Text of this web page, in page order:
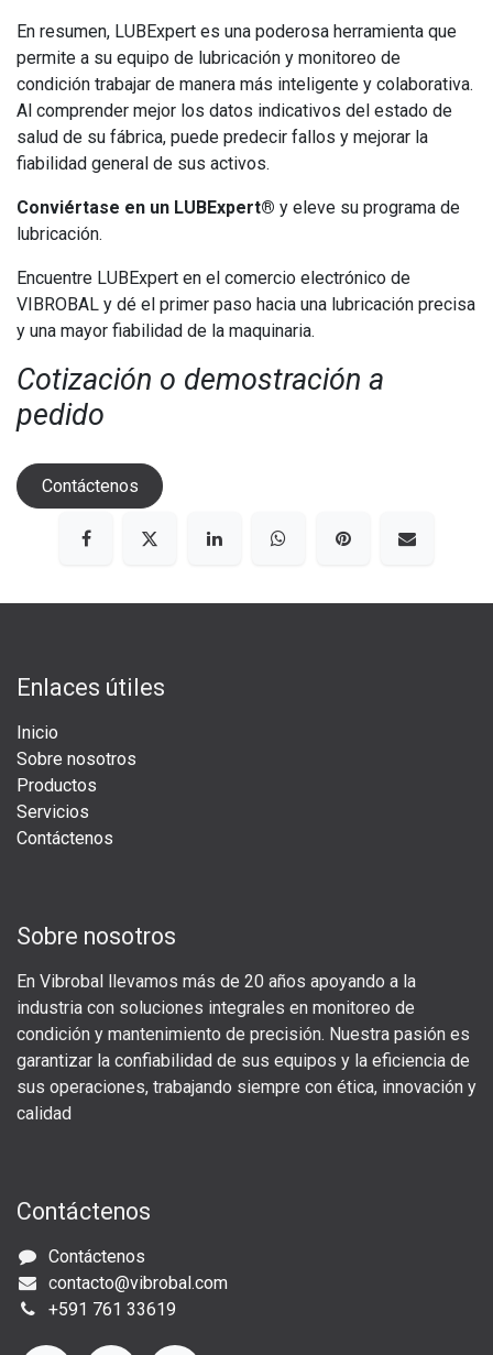
En resumen, LUBExpert es una poderosa herramienta que
permite a su equipo de lubricación y monitoreo de
condición trabajar de manera más inteligente y colaborativa.
Al comprender mejor los datos indicativos del estado de
salud de su fábrica, puede predecir fallos y mejorar la
fiabilidad general de sus activos.
Conviértase en un LUBExpert® y eleve su programa de
lubricación.
Encuentre LUBExpert en el comercio electrónico de
VIBROBAL y dé el primer paso hacia una lubricación precisa
y una mayor fiabilidad de la maquinaria.
Cotización o demostración a
pedido
Contáctenos
Enlaces útiles
Inicio
Sobre nosotros
Productos
Servicios
Contáctenos
Sobre nosotros
En Vibrobal llevamos más de 20 años apoyando a la
industria con soluciones integrales en monitoreo de
condición y mantenimiento de precisión. Nuestra pasión es
garantizar la confiabilidad de sus equipos y la eficiencia de
sus operaciones, trabajando siempre con ética, innovación y
calidad
Contáctenos
Contáctenos
contacto@vibrobal.com
+591 761 33619